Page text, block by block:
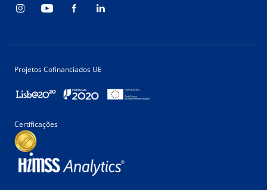
Projetos Cofinanciados UE
Certificações